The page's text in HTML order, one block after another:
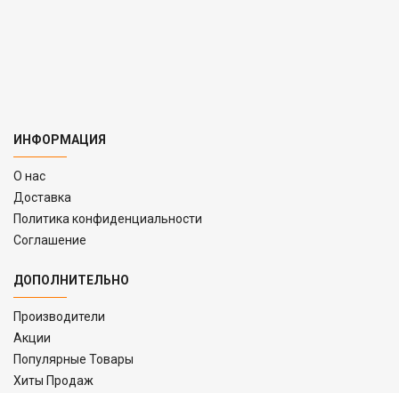
ИНФОРМАЦИЯ
O нас
Доставка
Политика конфиденциальности
Соглашение
ДОПОЛНИТЕЛЬНО
Производители
Акции
Популярные Товары
Хиты Продаж